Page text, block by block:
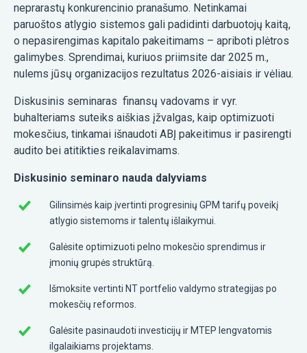
neprarastų konkurencinio pranašumo. Netinkamai
paruoštos atlygio sistemos gali padidinti darbuotojų kaitą,
o nepasirengimas kapitalo pakeitimams – apriboti plėtros
galimybes. Sprendimai, kuriuos priimsite dar 2025 m.,
nulems jūsų organizacijos rezultatus 2026-aisiais ir vėliau.
Diskusinis seminaras finansų vadovams ir vyr.
buhalteriams suteiks aiškias įžvalgas, kaip optimizuoti
mokesčius, tinkamai išnaudoti ABĮ pakeitimus ir pasirengti
audito bei atitikties reikalavimams.
Diskusinio seminaro nauda dalyviams
Gilinsimės kaip įvertinti progresinių GPM tarifų poveikį
atlygio sistemoms ir talentų išlaikymui.
Galėsite optimizuoti pelno mokesčio sprendimus ir
įmonių grupės struktūrą.
Išmoksite vertinti NT portfelio valdymo strategijas po
mokesčių reformos.
Galėsite pasinaudoti investicijų ir MTEP lengvatomis
ilgalaikiams projektams.